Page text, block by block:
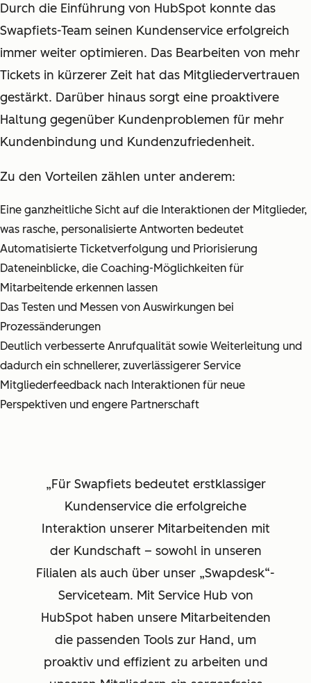
Durch die Einführung von HubSpot konnte das
Swapfiets-Team seinen Kundenservice erfolgreich
immer weiter optimieren. Das Bearbeiten von mehr
Tickets in kürzerer Zeit hat das Mitgliedervertrauen
gestärkt. Darüber hinaus sorgt eine proaktivere
Haltung gegenüber Kundenproblemen für mehr
Kundenbindung und Kundenzufriedenheit.
Zu den Vorteilen zählen unter anderem:
Eine ganzheitliche Sicht auf die Interaktionen der Mitglieder,
was rasche, personalisierte Antworten bedeutet
Automatisierte Ticketverfolgung und Priorisierung
Dateneinblicke, die Coaching-Möglichkeiten für
Mitarbeitende erkennen lassen
Das Testen und Messen von Auswirkungen bei
Prozessänderungen
Deutlich verbesserte Anrufqualität sowie Weiterleitung und
dadurch ein schnellerer, zuverlässigerer Service
Mitgliederfeedback nach Interaktionen für neue
Perspektiven und engere Partnerschaft
Für Swapfiets bedeutet erstklassiger
Kundenservice die erfolgreiche
Interaktion unserer Mitarbeitenden mit
der Kundschaft – sowohl in unseren
Filialen als auch über unser „Swapdesk“-
Serviceteam. Mit Service Hub von
HubSpot haben unsere Mitarbeitenden
die passenden Tools zur Hand, um
proaktiv und effizient zu arbeiten und